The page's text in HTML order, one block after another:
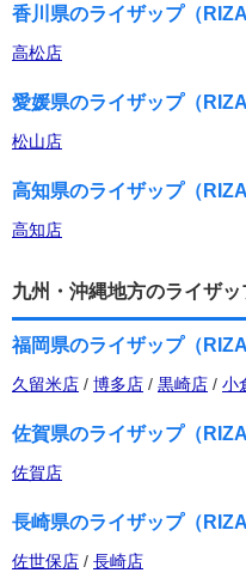
香川県のライザップ（
高松店
愛媛県のライザップ（
松山店
高知県のライザップ（
高知店
九州・沖縄地方のライザ
福岡県のライザップ（
久留米店 / 博多店 / 黒崎店 / 小
佐賀県のライザップ（
佐賀店
長崎県のライザップ（
佐世保店 / 長崎店